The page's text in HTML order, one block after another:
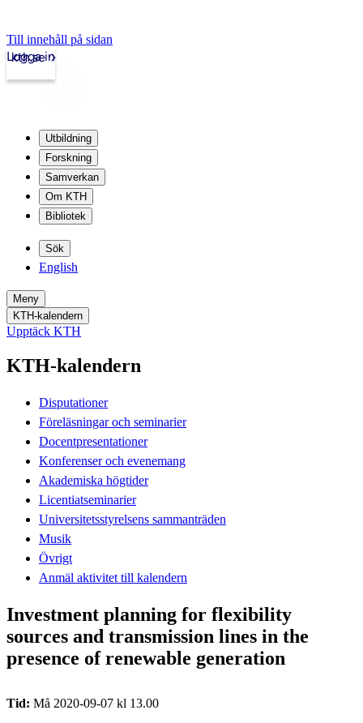
Till innehåll på sidan
kth.se
Logga in
Utbildning
Forskning
Samverkan
Om KTH
Bibliotek
Sök
English
Meny
KTH-kalendern
Upptäck KTH
KTH-kalendern
Disputationer
Föreläsningar och seminarier
Docentpresentationer
Konferenser och evenemang
Akademiska högtider
Licentiatseminarier
Universitetsstyrelsens sammanträden
Musik
Övrigt
Anmäl aktivitet till kalendern
Investment planning for flexibility
sources and transmission lines in the
presence of renewable generation
Tid: Må 2020-09-07 kl 13.00